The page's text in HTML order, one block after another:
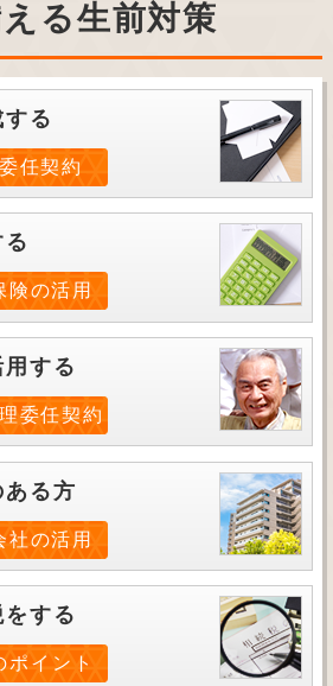
る生前対策
る
任契約
険の活用
する
委任契約
る方
社の活用
する
ポイント